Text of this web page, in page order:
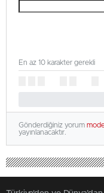
En az 10 karakter gerekli
Gönderdiğiniz yorum
yayınlanacaktır.